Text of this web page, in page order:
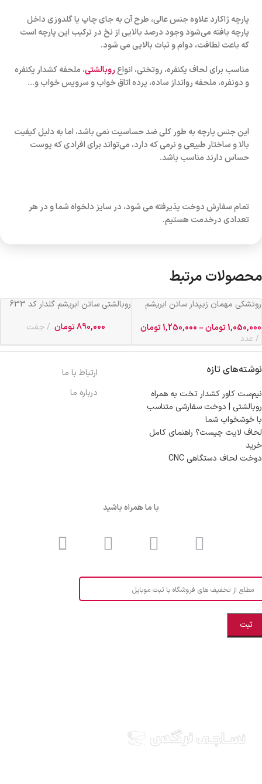
پارچه‌ ژاکارد علاوه جنس عالی، طرح آن به جای چاپ یا گلدوزی داخل
پارچه بافته می‌شود وجود درصد بالایی از نخ در ترکیب این پارچه است
که باعث لطافت، دوام و ثبات بالایی می شود.
مناسب برای لحاف یکنفره، روتختی، انواعروبالشتی، ملحفه کشدار یکنفره
و دونفره، ملحفه روانداز ساده، پرده اتاق خواب و سرویس خواب و…
این جنس پارچه به طور کلی ضد حساسیت نمی باشد، اما به دلیل کیفیت
بالا و ساختار طبیعی و نرمی که دارد، می‌تواند برای افرادی که پوست
حساس دارند مناسب باشد.
تمام سفارش دوخت پذیرفته می شود، در سایز دلخواه شما و در هر
تعدادی درخدمت هستیم.
محصولات مرتبط
روتشکی مهمان زیپدار ساتن ابریشم
1,050,000تومان–
1,250,000تومان
عدد
روبالشتی ساتن ابریشم گلدار کد 633
890,000تومان جفت
نوشته‌های تازه
نیم‌ست کاور کشدار تخت به همراه
روبالشتی | دوخت سفارشی متناسب
با خوشخواب شما
لحاف لایت چیست؟ راهنمای کامل
خرید
دوخت لحاف دستگاهی CNC
ارتباط با ما
درباره ما
با ما همراه باشید
مطلع از تخفیف های فروشگاه با ثبت موبایل